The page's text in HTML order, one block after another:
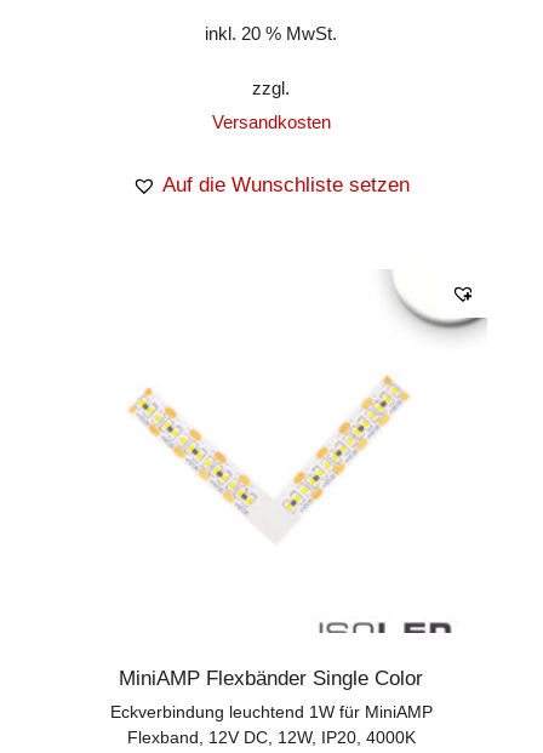
inkl. 20 % MwSt.
zzgl.
Versandkosten
Auf die Wunschliste setzen
MiniAMP Flexbänder Single Color
Eckverbindung leuchtend 1W für MiniAMP
Flexband, 12V DC, 12W, IP20, 4000K